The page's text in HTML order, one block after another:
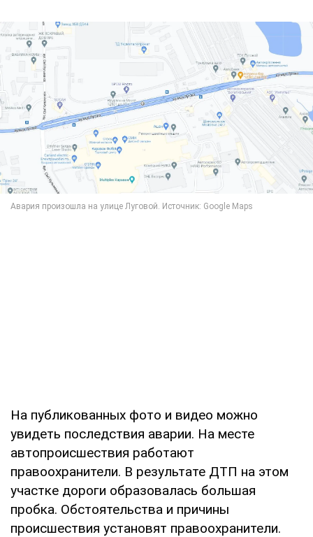
На публикованных фото и видео можно
увидеть последствия аварии. На месте
автопроисшествия работают
правоохранители. В результате ДТП на этом
участке дороги образовалась большая
пробка. Обстоятельства и причины
происшествия установят правоохранители.